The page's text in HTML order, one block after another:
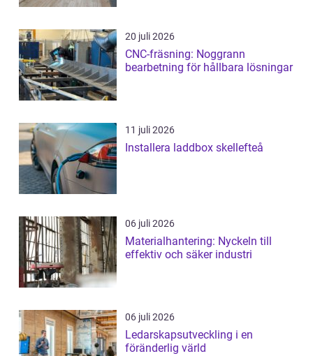
20 juli 2026
CNC-fräsning: Noggrann
bearbetning för hållbara lösningar
11 juli 2026
Installera laddbox skellefteå
06 juli 2026
Materialhantering: Nyckeln till
effektiv och säker industri
06 juli 2026
Ledarskapsutveckling i en
föränderlig värld